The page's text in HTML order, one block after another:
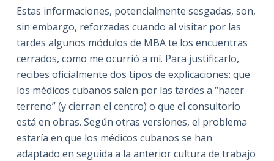
Estas informaciones, potencialmente sesgadas, son,
sin embargo, reforzadas cuando al visitar por las
tardes algunos módulos de MBA te los encuentras
cerrados, como me ocurrió a mí. Para justificarlo,
recibes oficialmente dos tipos de explicaciones: que
los médicos cubanos salen por las tardes a “hacer
terreno” (y cierran el centro) o que el consultorio
está en obras. Según otras versiones, el problema
estaría en que los médicos cubanos se han
adaptado en seguida a la anterior cultura de trabajo